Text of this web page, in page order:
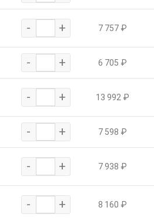
- + 7 757 ₽
- + 6 705 ₽
- + 13 992 ₽
- + 7 598 ₽
- + 7 938 ₽
- + 8 160 ₽